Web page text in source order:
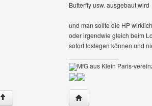
Butterfly usw. ausgebaut wird
und man sollte die HP
oder irgendwie gleich beim
sofort loslegen können und
MfG aus Klein Paris-
↑ Website dieses